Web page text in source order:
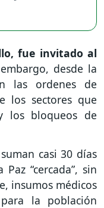
fue invitado al
desde la
las ordenes de
los sectores que
los bloqueos de
casi 30 días
“cercada”, sin
insumos médicos
la población